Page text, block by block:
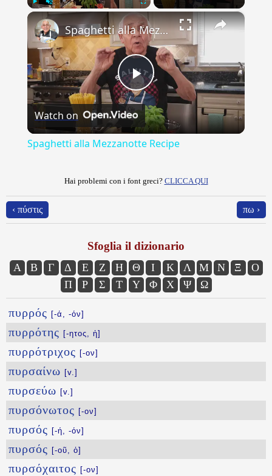
Unmute ×
Play
Video
Spaghetti alla Mezzanotte Recipe
Watch on
Spaghetti alla Mezzanotte Recipe
Hai problemi con i font greci? CLICCA QUI
‹ πύστις πω ›
Sfoglia il dizionario
Α Β Γ Δ Ε Ζ Η Θ Ι Κ Λ Μ Ν Ξ
Ο
Π
Ρ Σ Τ Υ Φ Χ Ψ Ω
πυρρός [-ά, -όν]
πυρρότης [-ητος, ἡ]
πυρρότριχος [-ον]
πυρσαίνω [v.]
πυρσεύω [v.]
πυρσόνωτος [-ον]
πυρσός [-ή, -όν]
πυρσός [-οῦ, ὁ]
πυρσόχαιτος [-ον]